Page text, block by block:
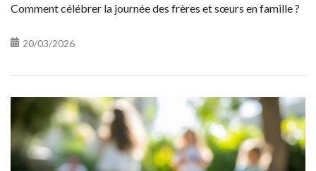
Comment célébrer la journée des frères et sœurs en famille ?
20/03/2026